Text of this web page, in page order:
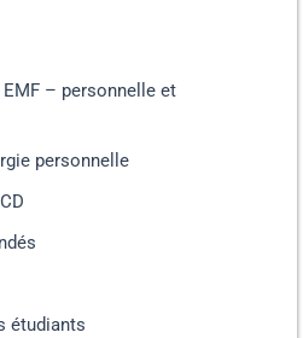
– personnelle et
personnelle
étudiants